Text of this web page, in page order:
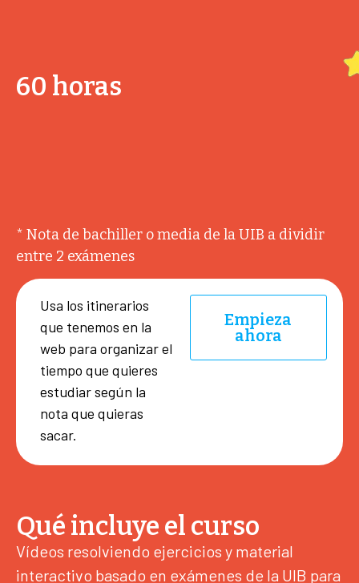
60 horas
* Nota de bachiller o media de la UIB a dividir
entre 2 exámenes
Usa los itinerarios
que tenemos en la
web para organizar el
tiempo que quieres
estudiar según la
nota que quieras
sacar.
Empieza
ahora
Qué incluye el curso
Vídeos resolviendo ejercicios y material
interactivo basado en exámenes de la UIB para